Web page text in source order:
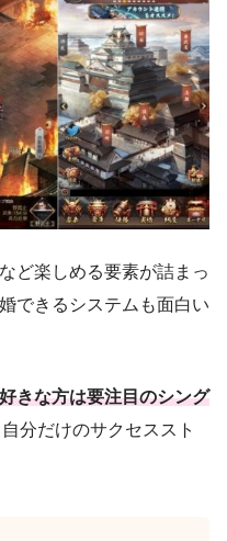
ど楽しめる要素が詰まっ
できるシステムも面白い
きな方は要注目のシング
分だけのサクセススト